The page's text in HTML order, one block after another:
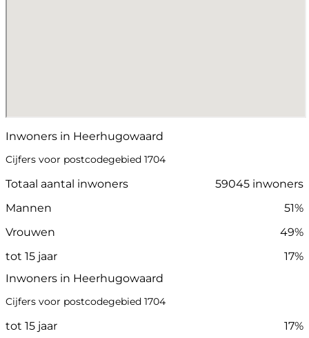
Inwoners in Heerhugowaard
Cijfers voor postcodegebied 1704
Totaal aantal inwoners
59045 inwoners
Mannen
51%
Vrouwen
49%
tot 15 jaar
17%
Inwoners in Heerhugowaard
Cijfers voor postcodegebied 1704
tot 15 jaar
17%